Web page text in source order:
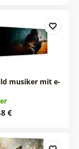
musiker mit e-
€